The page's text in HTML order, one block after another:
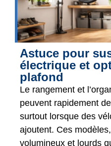
Astuce pour
électrique et
plafond
Le rangement et
peuvent rapidement
surtout lorsque des
ajoutent. Ces
volumineux et lourds